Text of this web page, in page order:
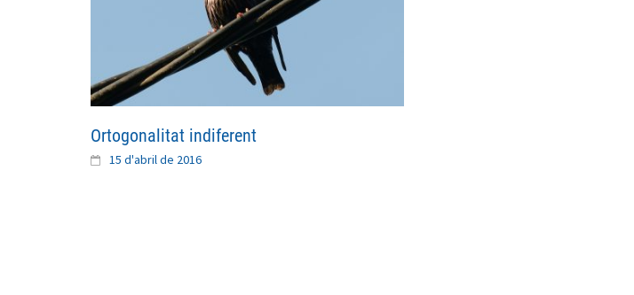
Ortogonalitat indiferent
15 d'abril de 2016